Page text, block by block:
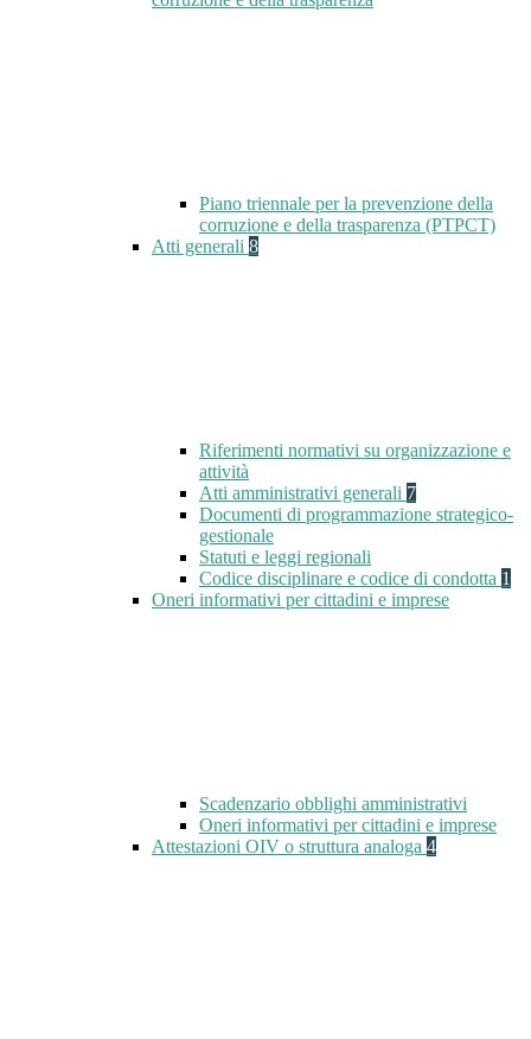
Piano triennale per la prevenzione della
corruzione e della trasparenza (PTPCT)
Atti generali 8
Riferimenti normativi su organizzazione e
attività
Atti amministrativi generali 7
Documenti di programmazione strategico-
gestionale
Statuti e leggi regionali
Codice disciplinare e codice di condotta 1
Oneri informativi per cittadini e imprese
Scadenzario obblighi amministrativi
Oneri informativi per cittadini e imprese
Attestazioni OIV o struttura analoga 4